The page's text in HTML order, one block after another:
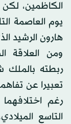
الكاظمين، لكن
يوم العاصمة
هارون الرشيد
ومن العلاقة
تعبيرا عن
رغم
التاسع